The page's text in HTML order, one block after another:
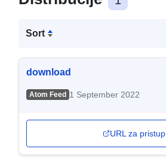
Sort
download
Atom Feed 1 September 2022
URL za pristup